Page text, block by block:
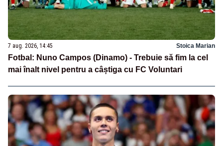
7 aug. 2026, 14:45 Stoica Marian
Fotbal: Nuno Campos (Dinamo) - Trebuie să fim la cel
mai înalt nivel pentru a câștiga cu FC Voluntari